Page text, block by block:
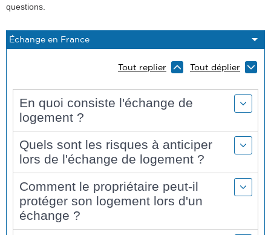
questions.
Tout replier Tout déplier
En quoi consiste l'échange de
logement ?
Quels sont les risques à anticiper
lors de l'échange de logement ?
Comment le propriétaire peut-il
protéger son logement lors d'un
échange ?